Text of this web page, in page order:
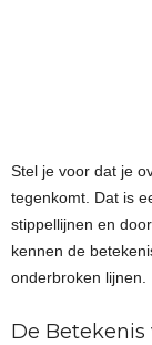
Stel je voor dat je
tegenkomt. Dat is
stippellijnen en
kennen de
onderbroken lijnen.
De Betekenis